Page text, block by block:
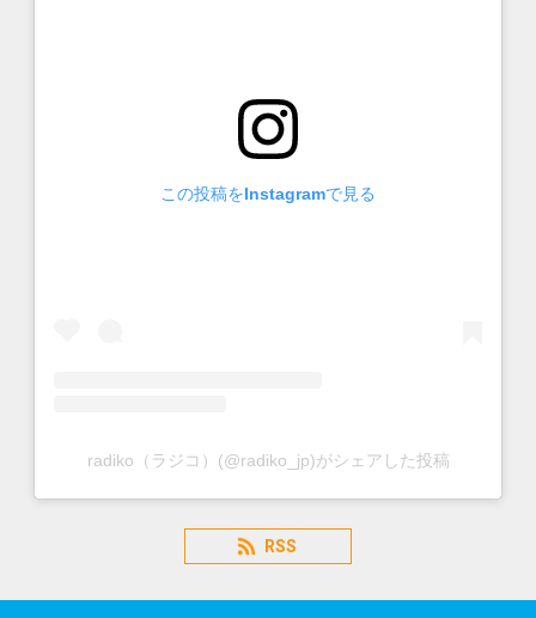
この投稿をInstagramで見る
radiko（ラジコ）(@radiko_jp)がシェアした投稿
RSS